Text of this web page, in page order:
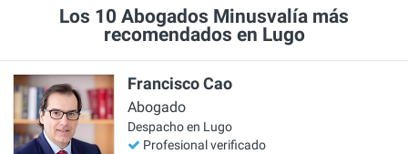
Los 10 Abogados Minusvalía más
recomendados en Lugo
Francisco Cao
Abogado
Despacho en Lugo
Profesional verificado